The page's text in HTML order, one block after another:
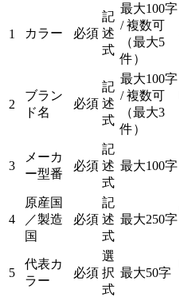
1 カラー 必須
記
述
式
最大100字
/ 複数可
（最大5
件）
2
ブラン
ド名
必須
記
述
式
最大100字
/ 複数可
（最大3
件）
3
メーカ
ー型番
必須
記
述
式
最大100字
4
原産国
／製造
国
必須
記
述
式
最大250字
5
代表カ
ラー
必須
選
択
式
最大50字